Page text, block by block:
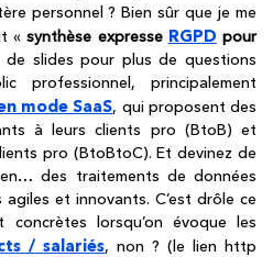
personnel ? Bien sûr que je me
«synthèse expresse RGPD pour
de slides pour plus de questions
professionnel, principalement
mode SaaS, qui proposent des
à leurs clients pro (BtoB) et
pro (BtoBtoC). Et devinez de
des traitements de données
et innovants. C’est drôle ce
concrètes lorsqu’on évoque les
/ salariés, non ? (le lien http